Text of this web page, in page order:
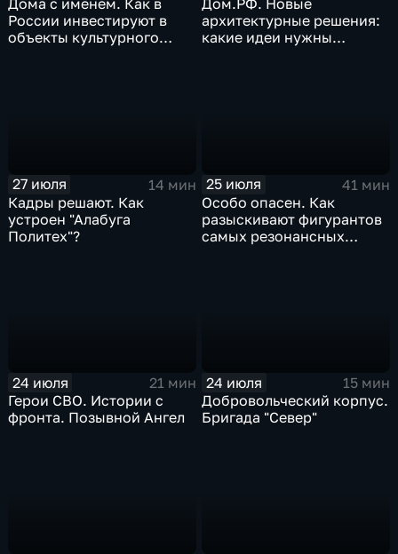
Дома с именем. Как в
России инвестируют в
объекты культурного
Дом.РФ. Новые
архитектурные решения:
какие идеи нужны
27 июля
14 мин
Кадры решают. Как
устроен "Алабуга
Политех"?
25 июля
41 мин
Особо опасен. Как
разыскивают фигурантов
самых резонансных
24 июля
21 мин
Герои СВО. Истории с
фронта. Позывной Ангел
24 июля
15 мин
Добровольческий корпус.
Бригада "Север"